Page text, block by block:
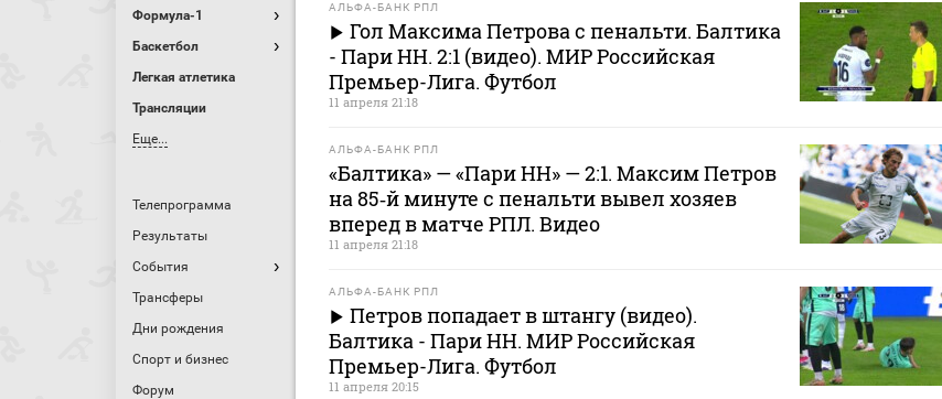
Формула-1
Баскетбол
Легкая атлетика
Трансляции
Еще...
Телепрограмма
Результаты
События
Трансферы
Дни рождения
Спорт и бизнес
Форум
АЛЬФА-БАНК РПЛ
Гол Максима Петрова с пенальти. Балтика
- Пари НН. 2:1 (видео). МИР Российская
Премьер-Лига. Футбол
11 апреля 21:18
АЛЬФА-БАНК РПЛ
«Балтика» — «Пари НН» — 2:1. Максим Петров
на 85‑й минуте с пенальти вывел хозяев
вперед в матче РПЛ. Видео
11 апреля 21:18
АЛЬФА-БАНК РПЛ
Петров попадает в штангу (видео).
Балтика - Пари НН. МИР Российская
Премьер-Лига. Футбол
11 апреля 20:15